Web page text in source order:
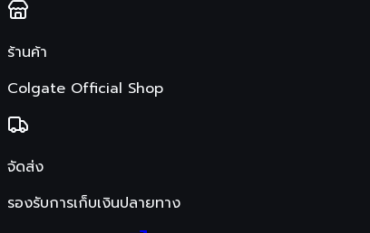
ร้านค้า
Colgate Official Shop
จัดส่ง
รองรับการเก็บเงินปลายทาง